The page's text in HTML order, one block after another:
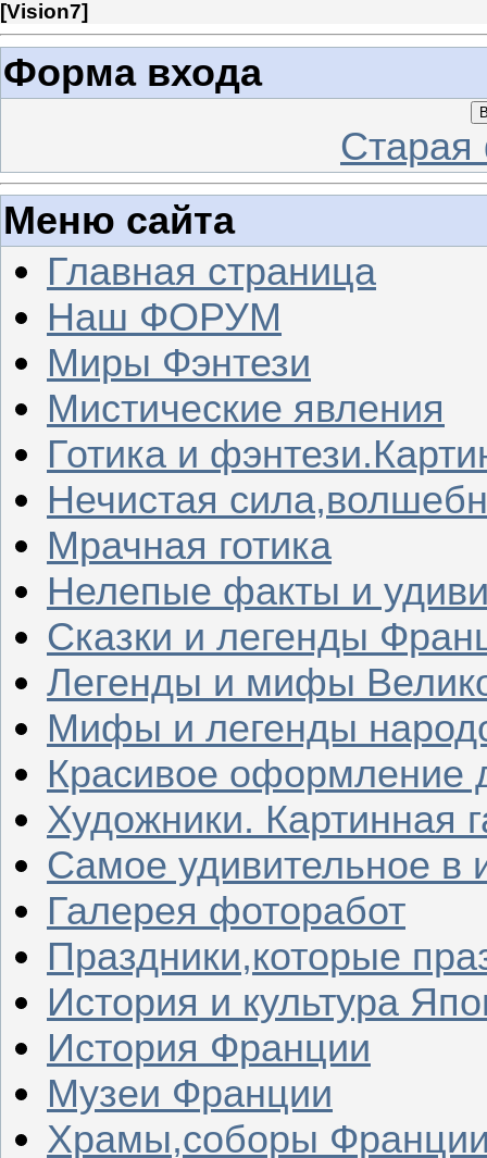
[Vision7]
Форма входа
Меню сайта
Главная страница
Наш ФОРУМ
Миры Фэнтези
Мистические явления
Готика и
Нечистая
Мрачная готика
Нелепые факты и
Сказки и легенды
Легенды и мифы
Мифы и легенды
Красивое оформление
Художники. Картинная
Самое удивительное в
Галерея фоторабот
Праздники,которые
История и культура
История Франции
Музеи Франции
Храмы,соборы